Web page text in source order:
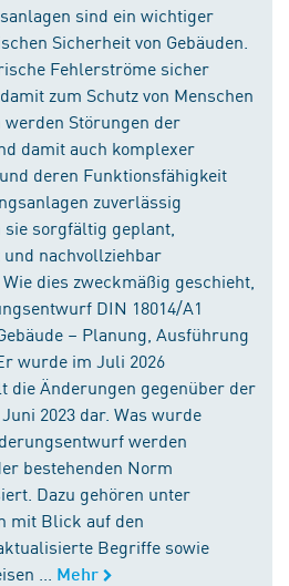
sind ein wichtiger
Sicherheit von Gebäuden.
Fehlerströme sicher
zum Schutz von Menschen
Störungen der
damit auch komplexer
deren Funktionsfähigkeit
zuverlässig
sorgfältig geplant,
nachvollziehbar
dies zweckmäßig geschieht,
DIN 18014/A1
– Planung, Ausführung
wurde im Juli 2026
die Änderungen gegenüber der
2023 dar. Was wurde
werden
bestehenden Norm
Dazu gehören unter
mit Blick auf den
Begriffe sowie
...
Mehr